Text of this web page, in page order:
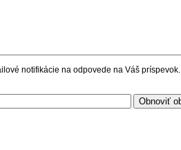
notifikácie na odpovede na Váš príspevok.